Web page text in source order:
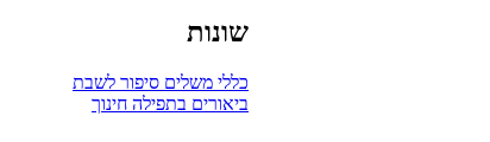
שונות
כללי משלים סיפור לשבת
ביאורים בתפילה חינוך